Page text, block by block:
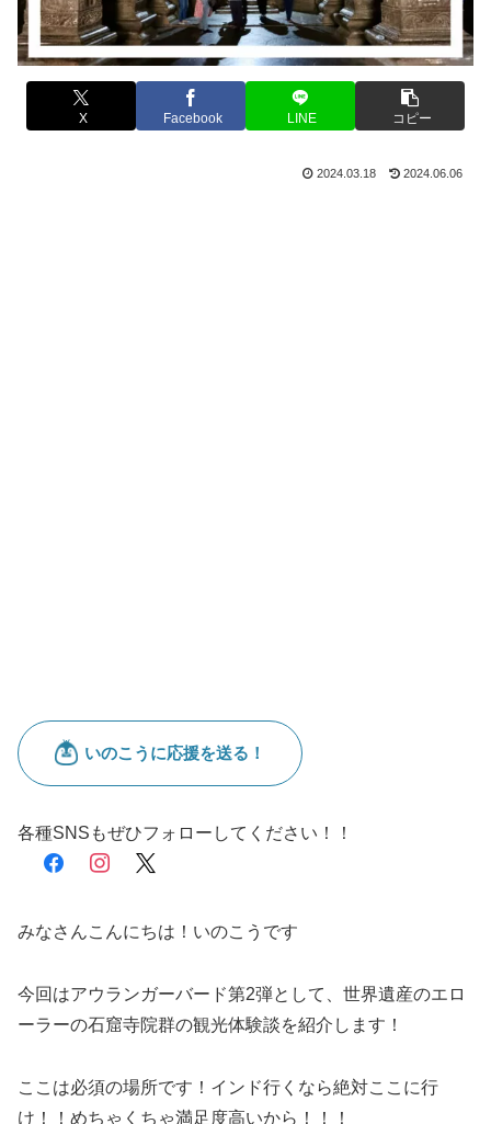
X Facebook LINE コピー
2024.03.18 2024.06.06
各種SNSもぜひフォローしてください！！
facebookinstagram
みなさんこんにちは！いのこうです
今回はアウランガーバード第2弾として、世界遺産のエロ
ーラーの石窟寺院群の観光体験談を紹介します！
ここは必須の場所です！インド行くなら絶対ここに行
け！！めちゃくちゃ満足度高いから！！！